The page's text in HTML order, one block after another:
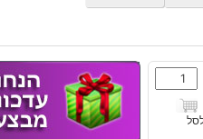
כמות
של
זוג